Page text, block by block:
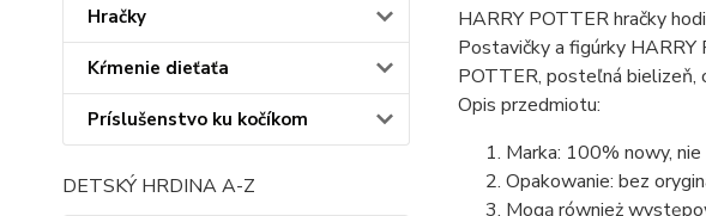
Hračky
Kŕmenie dieťaťa
Príslušenstvo ku kočíkom
DETSKÝ HRDINA A-Z
HARRY POTTER hračky
Postavičky a figúrky
POTTER, posteľná bielizeň,
Opis przedmiotu:
Marka: 100% nowy,
Opakowanie: bez
Mogą również